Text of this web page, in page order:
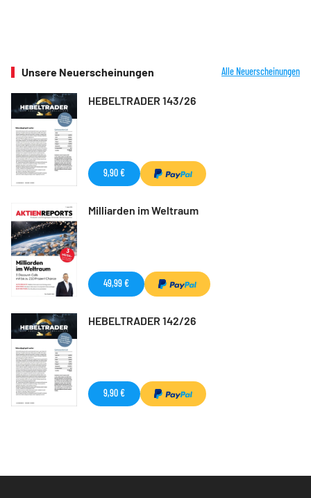
Unsere Neuerscheinungen Alle Neuerscheinungen
HEBELTRADER 143/26
9,90 €
Milliarden im Weltraum
49,99 €
HEBELTRADER 142/26
9,90 €